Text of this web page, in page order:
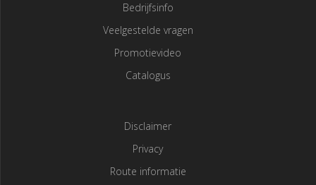
Bedrijfsinfo
Veelgestelde vragen
Promotievideo
Catalogus
Disclaimer
Privacy
Route informatie